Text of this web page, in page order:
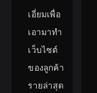
เอี่ยมเพื่อ
เอามาทำ
เว็บไซต์
ของลูกค้า
รายล่าสุด